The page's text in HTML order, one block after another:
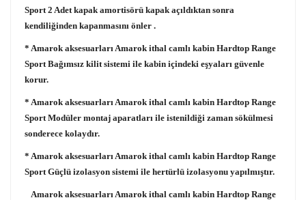
Sport 2 Adet kapak amortisörü kapak açıldıktan sonra
kendiliğinden kapanmasını önler .
* Amarok aksesuarları Amarok ithal camlı kabin Hardtop Range
Sport Bağımsız kilit sistemi ile kabin içindeki eşyaları güvenle
korur.
* Amarok aksesuarları Amarok ithal camlı kabin Hardtop Range
Sport Modüler montaj aparatları ile istenildiği zaman sökülmesi
sonderece kolaydır.
* Amarok aksesuarları Amarok ithal camlı kabin Hardtop Range
Sport Güçlü izolasyon sistemi ile hertürlü izolasyonu yapılmıştır.
Amarok aksesuarları Amarok ithal camlı kabin Hardtop Range